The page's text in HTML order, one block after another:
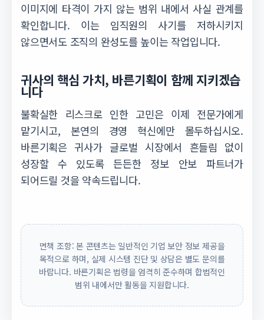
이미지에 타격이 가지 않는 범위 내에서 사실 관계를
확인합니다. 이는 임직원의 사기를 저하시키지
않으면서도 조직의 완성도를 높이는 작업입니다.
귀사의 핵심 가치, 바른기획이 함께 지키겠습
니다
불확실한 리스크로 인한 고민은 이제 전문가에게
맡기시고, 본연의 경영 혁신에만 몰두하십시오.
바른기획은 귀사가 글로벌 시장에서 흔들림 없이
성장할 수 있도록 든든한 정보 안보 파트너가
되어드릴 것을 약속드립니다.
면책 조항: 본 콘텐츠는 일반적인 기업 보안 정보 제공을
목적으로 하며, 실제 시스템 진단 및 상담은 별도 문의를
바랍니다. 바른기획은 법령을 엄격히 준수하며 합법적인
범위 내에서만 활동을 지원합니다.